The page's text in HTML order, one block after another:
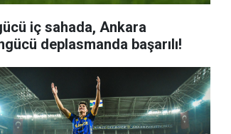
iç sahada, Ankara
deplasmanda başarılı!